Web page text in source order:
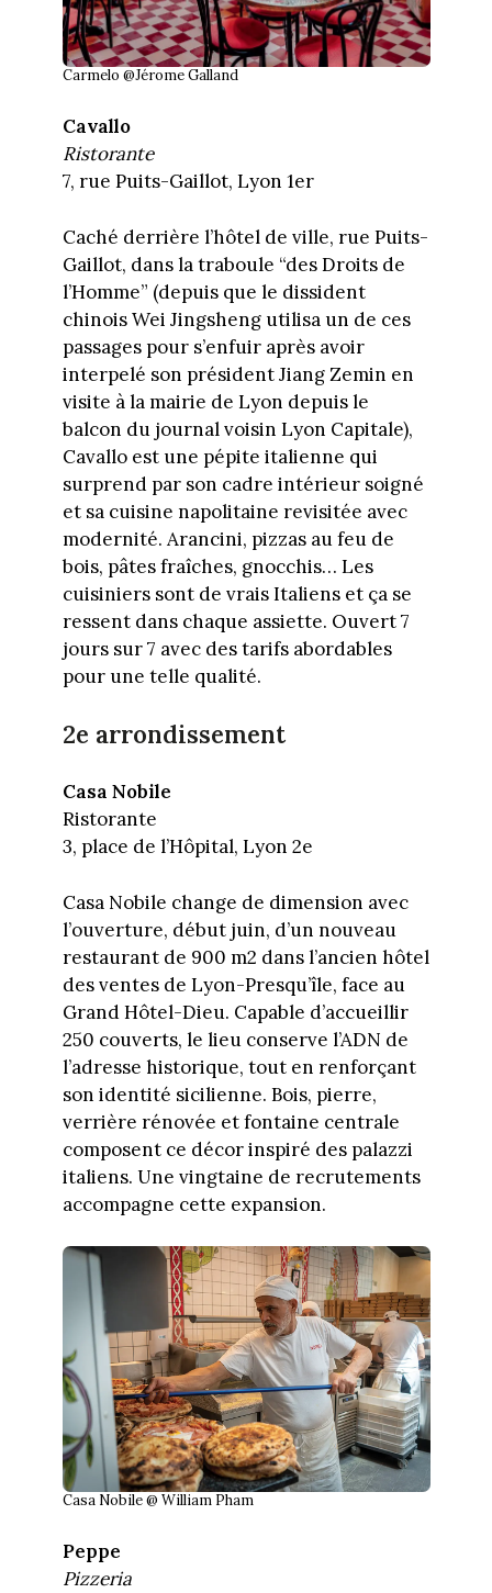
Carmelo @Jérome Galland
Cavallo
Ristorante
7, rue Puits-Gaillot, Lyon 1er
Caché derrière l’hôtel de ville, rue Puits-
Gaillot, dans la traboule “des Droits de
l’Homme” (depuis que le dissident
chinois Wei Jingsheng utilisa un de ces
passages pour s’enfuir après avoir
interpelé son président Jiang Zemin en
visite à la mairie de Lyon depuis le
balcon du journal voisin Lyon Capitale),
Cavallo est une pépite italienne qui
surprend par son cadre intérieur soigné
et sa cuisine napolitaine revisitée avec
modernité. Arancini, pizzas au feu de
bois, pâtes fraîches, gnocchis… Les
cuisiniers sont de vrais Italiens et ça se
ressent dans chaque assiette. Ouvert 7
jours sur 7 avec des tarifs abordables
pour une telle qualité.
2e arrondissement
Casa Nobile
Ristorante
3, place de l’Hôpital, Lyon 2e
Casa Nobile change de dimension avec
l’ouverture, début juin, d’un nouveau
restaurant de 900 m2 dans l’ancien hôtel
des ventes de Lyon-Presqu’île, face au
Grand Hôtel-Dieu. Capable d’accueillir
250 couverts, le lieu conserve l’ADN de
l’adresse historique, tout en renforçant
son identité sicilienne. Bois, pierre,
verrière rénovée et fontaine centrale
composent ce décor inspiré des palazzi
italiens. Une vingtaine de recrutements
accompagne cette expansion.
Casa Nobile @ William Pham
Peppe
Pizzeria